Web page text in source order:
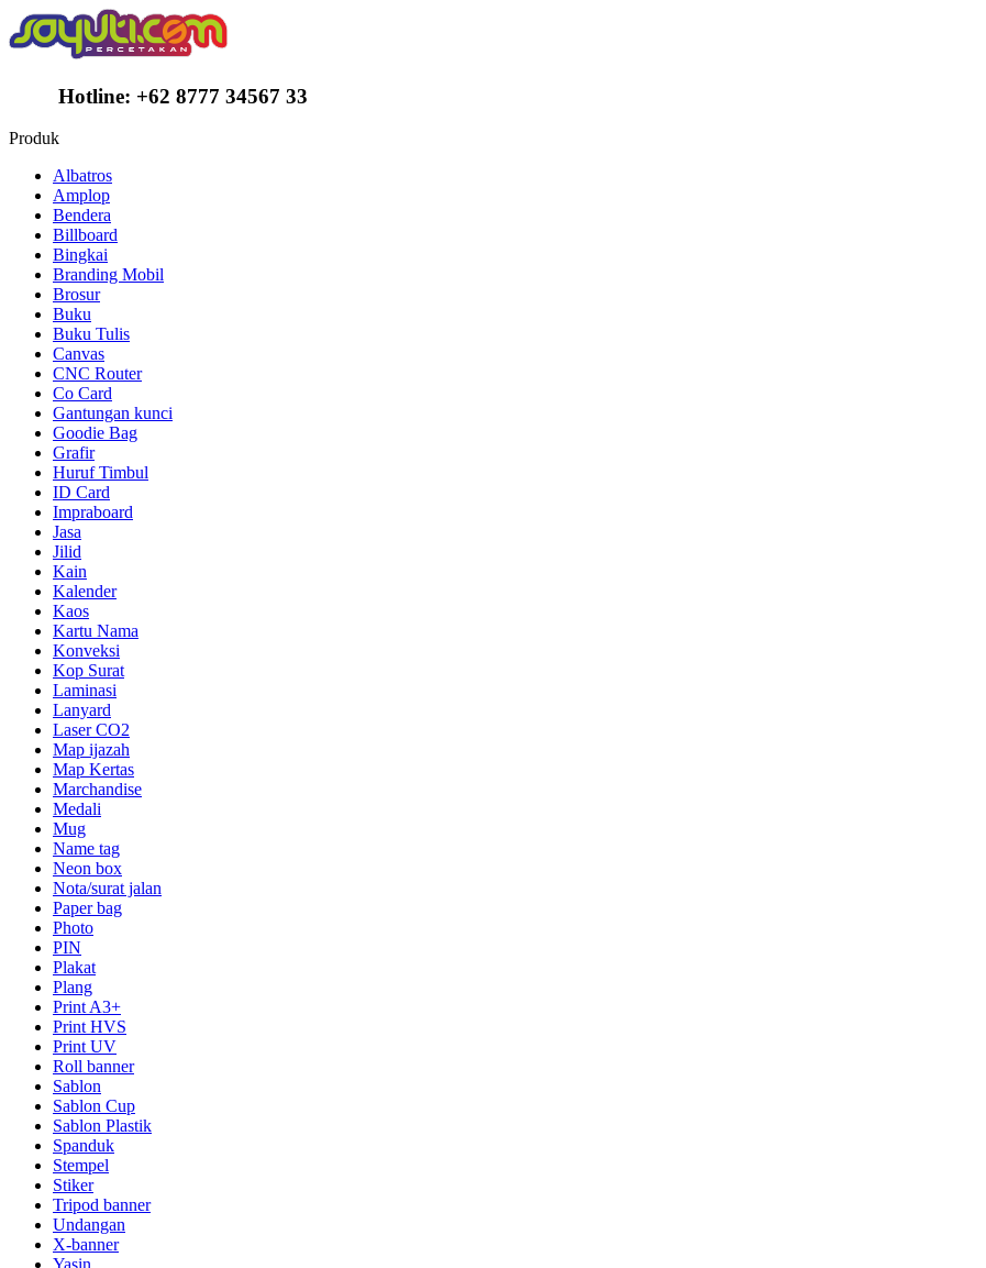
Hotline: +62 8777 34567 33
Produk
Albatros
Amplop
Bendera
Billboard
Bingkai
Branding Mobil
Brosur
Buku
Buku Tulis
Canvas
CNC Router
Co Card
Gantungan kunci
Goodie Bag
Grafir
Huruf Timbul
ID Card
Impraboard
Jasa
Jilid
Kain
Kalender
Kaos
Kartu Nama
Konveksi
Kop Surat
Laminasi
Lanyard
Laser CO2
Map ijazah
Map Kertas
Marchandise
Medali
Mug
Name tag
Neon box
Nota/surat jalan
Paper bag
Photo
PIN
Plakat
Plang
Print A3+
Print HVS
Print UV
Roll banner
Sablon
Sablon Cup
Sablon Plastik
Spanduk
Stempel
Stiker
Tripod banner
Undangan
X-banner